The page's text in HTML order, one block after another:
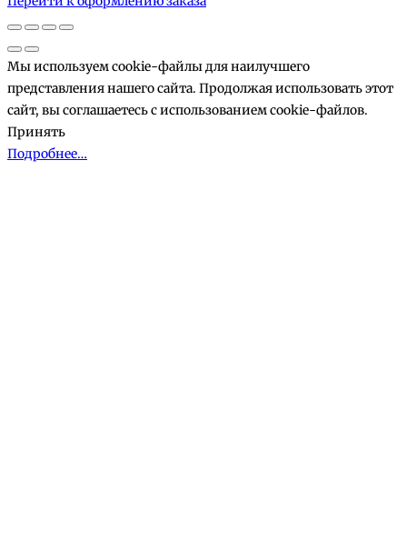
корзине
Мы используем cookie-файлы для наилучшего
представления нашего сайта. Продолжая использовать этот
сайт, вы соглашаетесь с использованием cookie-файлов.
Принять
Подробнее…